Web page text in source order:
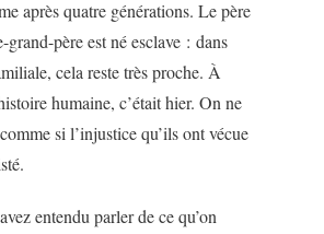
après quatre générations. Le père
grand-père est né esclave : dans
cela reste très proche. À
humaine, c’était hier. On ne
si l’injustice qu’ils ont vécue
entendu parler de ce qu’on